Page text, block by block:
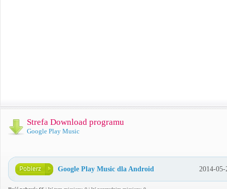
Strefa Download programu
Google Play Music
Google Play Music dla Android 2014-05-